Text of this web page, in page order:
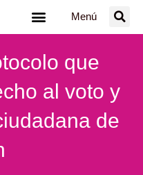
Menú
que
al voto y
de